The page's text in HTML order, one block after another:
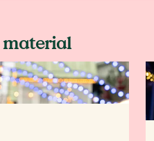
material